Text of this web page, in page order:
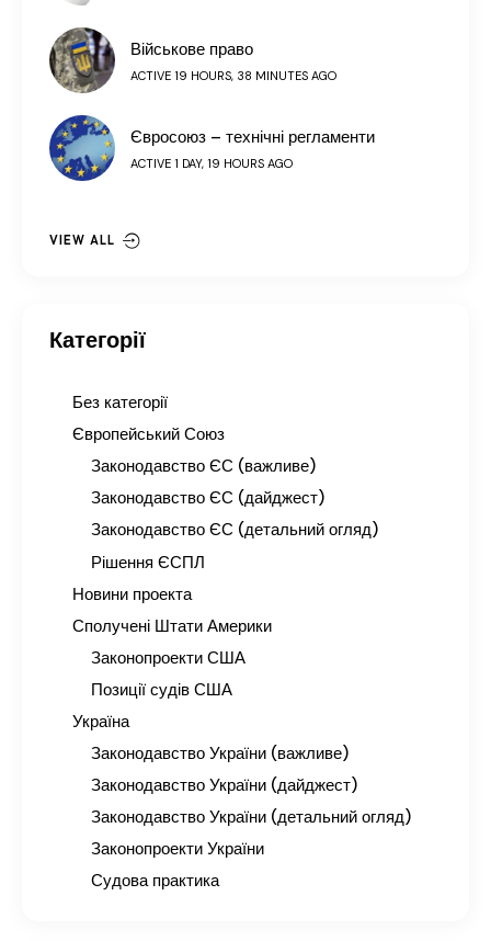
Військове право
ACTIVE 19 HOURS, 38 MINUTES AGO
Євросоюз – технічні регламенти
ACTIVE 1 DAY, 19 HOURS AGO
VIEW ALL
Категорії
Без категорії
Європейський Союз
Законодавство ЄС (важливе)
Законодавство ЄС (дайджест)
Законодавство ЄС (детальний огляд)
Рішення ЄСПЛ
Новини проекта
Сполучені Штати Америки
Законопроекти США
Позиції судів США
Україна
Законодавство України (важливе)
Законодавство України (дайджест)
Законодавство України (детальний огляд)
Законопроекти України
Судова практика